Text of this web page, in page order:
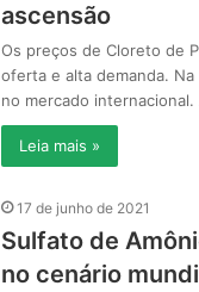
ascensão
Os preços de Cloreto de
oferta e alta demanda.
no mercado
Leia mais »
17 de junho de 2021
Sulfato de
no cenário